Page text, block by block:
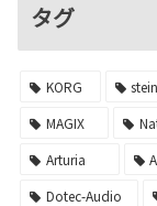
タグ
KORG
MAGIX
Arturia
Dotec-Audio